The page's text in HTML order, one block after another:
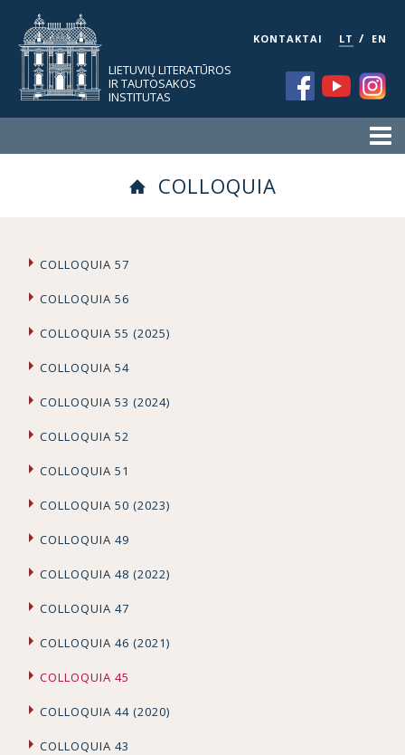
LIETUVIŲ LITERATŪROS
IR TAUTOSAKOS
INSTITUTAS
KONTAKTAI LT / EN
COLLOQUIA
COLLOQUIA 57
COLLOQUIA 56
COLLOQUIA 55 (2025)
COLLOQUIA 54
COLLOQUIA 53 (2024)
COLLOQUIA 52
COLLOQUIA 51
COLLOQUIA 50 (2023)
COLLOQUIA 49
COLLOQUIA 48 (2022)
COLLOQUIA 47
COLLOQUIA 46 (2021)
COLLOQUIA 45
COLLOQUIA 44 (2020)
COLLOQUIA 43